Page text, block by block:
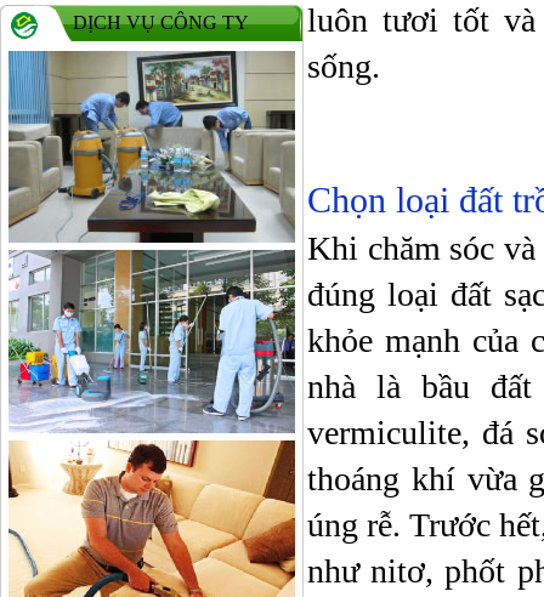
DỊCH VỤ CÔNG TY
luôn tươi tốt
sống.
Chọn loại đất
Khi chăm sóc
đúng loại đất
khỏe mạnh của
nhà là bầu
vermiculite, đá
thoáng khí vừa
úng rễ. Trước
như nitơ, phốt